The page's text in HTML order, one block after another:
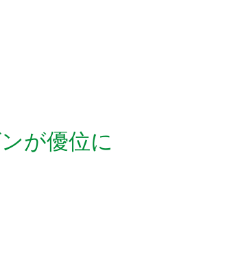
が優位に